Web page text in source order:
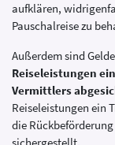
aufklären,
Pauschalreise zu
Außerdem sind
Reiseleistungen
Vermittlers
Reiseleistungen ein
die